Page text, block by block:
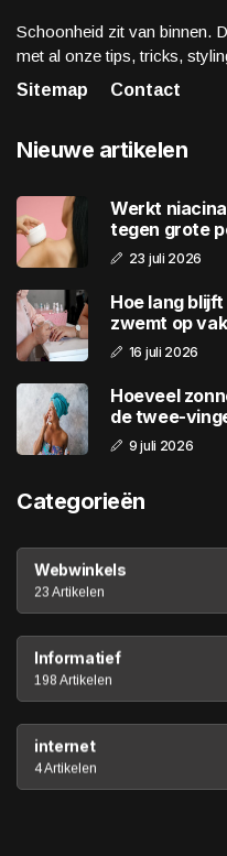
Schoonheid zit van binnen.
met al onze tips, tricks,
Sitemap
Contact
Nieuwe artikelen
Werkt
tegen grote
23 juli 2026
Hoe lang
zwemt op
16 juli 2026
Hoeveel
de twee-
9 juli 2026
Categorieën
Webwinkels
23 Artikelen
Informatief
198 Artikelen
internet
4 Artikelen